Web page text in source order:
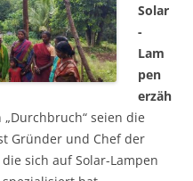
Solar
-
Lam
pen
erzäh
„Durchbruch“ seien die
Gründer und Chef der
sich auf Solar-Lampen